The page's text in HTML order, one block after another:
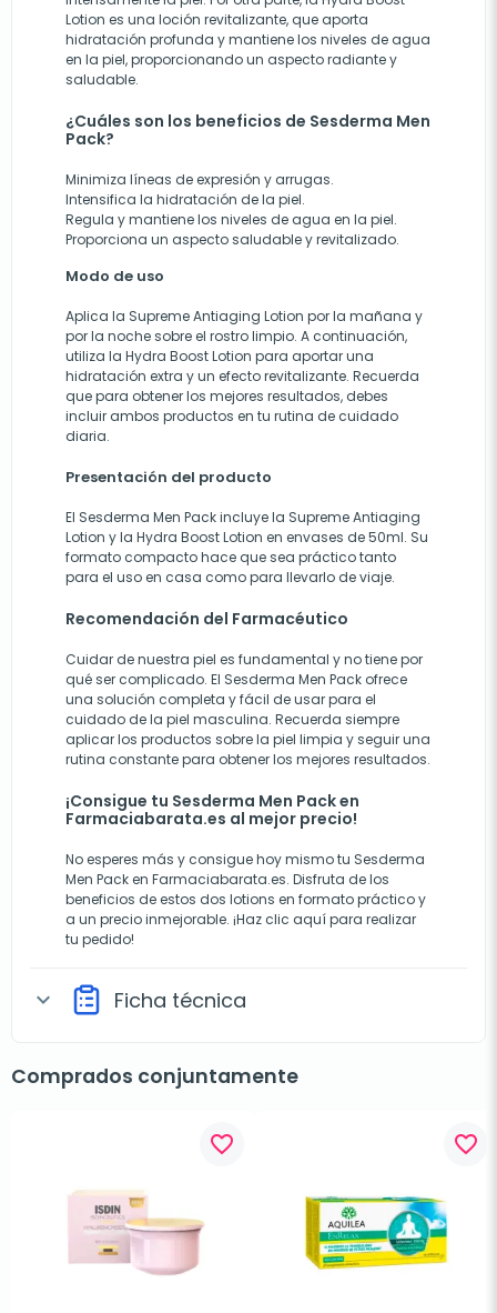
Lotion es una loción revitalizante, que aporta
hidratación profunda y mantiene los niveles de agua
en la piel, proporcionando un aspecto radiante y
saludable.
¿Cuáles son los beneficios de Sesderma Men
Pack?
Minimiza líneas de expresión y arrugas.
Intensifica la hidratación de la piel.
Regula y mantiene los niveles de agua en la piel.
Proporciona un aspecto saludable y revitalizado.
Modo de uso
Aplica la Supreme Antiaging Lotion por la mañana y
por la noche sobre el rostro limpio. A continuación,
utiliza la Hydra Boost Lotion para aportar una
hidratación extra y un efecto revitalizante. Recuerda
que para obtener los mejores resultados, debes
incluir ambos productos en tu rutina de cuidado
diaria.
Presentación del producto
El Sesderma Men Pack incluye la Supreme Antiaging
Lotion y la Hydra Boost Lotion en envases de 50ml. Su
formato compacto hace que sea práctico tanto
para el uso en casa como para llevarlo de viaje.
Recomendación del Farmacéutico
Cuidar de nuestra piel es fundamental y no tiene por
qué ser complicado. El Sesderma Men Pack ofrece
una solución completa y fácil de usar para el
cuidado de la piel masculina. Recuerda siempre
aplicar los productos sobre la piel limpia y seguir una
rutina constante para obtener los mejores resultados.
¡Consigue tu Sesderma Men Pack en
Farmaciabarata.es al mejor precio!
No esperes más y consigue hoy mismo tu Sesderma
Men Pack en Farmaciabarata.es. Disfruta de los
beneficios de estos dos lotions en formato práctico y
a un precio inmejorable. ¡Haz clic aquí para realizar
tu pedido!
expand_more Ficha técnica
Comprados conjuntamente
favorite_border favorite_border